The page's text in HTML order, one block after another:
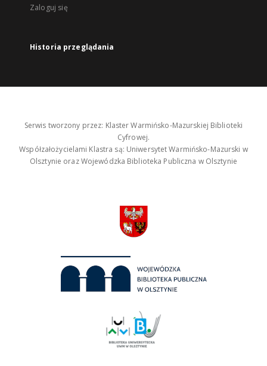
Zaloguj się
Historia przeglądania
Serwis tworzony przez: Klaster Warmińsko-Mazurskiej Biblioteki
Cyfrowej.
Współzałożycielami Klastra są: Uniwersytet Warmińsko-Mazurski w
Olsztynie oraz Wojewódzka Biblioteka Publiczna w Olsztynie